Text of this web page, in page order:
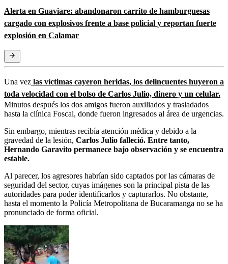
Alerta en Guaviare: abandonaron carrito de hamburguesas
cargado con explosivos frente a base policial y reportan fuerte
explosión en Calamar
Una vez las víctimas cayeron heridas, los delincuentes huyeron a
toda velocidad con el bolso de Carlos Julio, dinero y un celular.
Minutos después los dos amigos fueron auxiliados y trasladados
hasta la clínica Foscal, donde fueron ingresados al área de urgencias.
Sin embargo, mientras recibía atención médica y debido a la
gravedad de la lesión, Carlos Julio falleció. Entre tanto,
Hernando Garavito permanece bajo observación y se encuentra
estable.
Al parecer, los agresores habrían sido captados por las cámaras de
seguridad del sector, cuyas imágenes son la principal pista de las
autoridades para poder identificarlos y capturarlos. No obstante,
hasta el momento la Policía Metropolitana de Bucaramanga no se ha
pronunciado de forma oficial.